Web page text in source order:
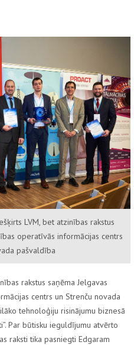
LVM, bet atzinības rakstus
operatīvās informācijas centrs
pašvaldība
rakstus saņēma Jelgavas
centrs un Strenču novada
tehnoloģiju risinājumu biznesā
Par būtisku ieguldījumu atvērto
raksti tika pasniegti Edgaram